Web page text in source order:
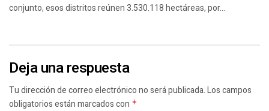
conjunto, esos distritos reúnen 3.530.118 hectáreas, por...
Deja una respuesta
Tu dirección de correo electrónico no será publicada.Los campos
obligatorios están marcados con *